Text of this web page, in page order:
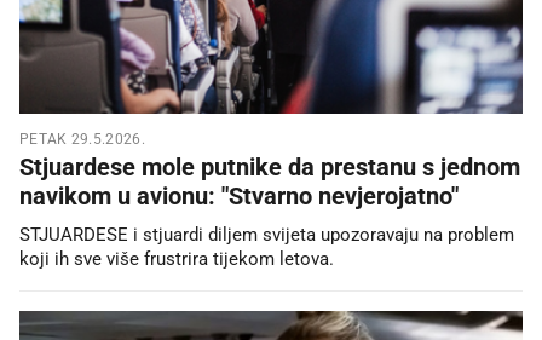
PETAK 29.5.2026.
Stjuardese mole putnike da prestanu s jednom
navikom u avionu: "Stvarno nevjerojatno"
STJUARDESE i stjuardi diljem svijeta upozoravaju na problem
koji ih sve više frustrira tijekom letova.